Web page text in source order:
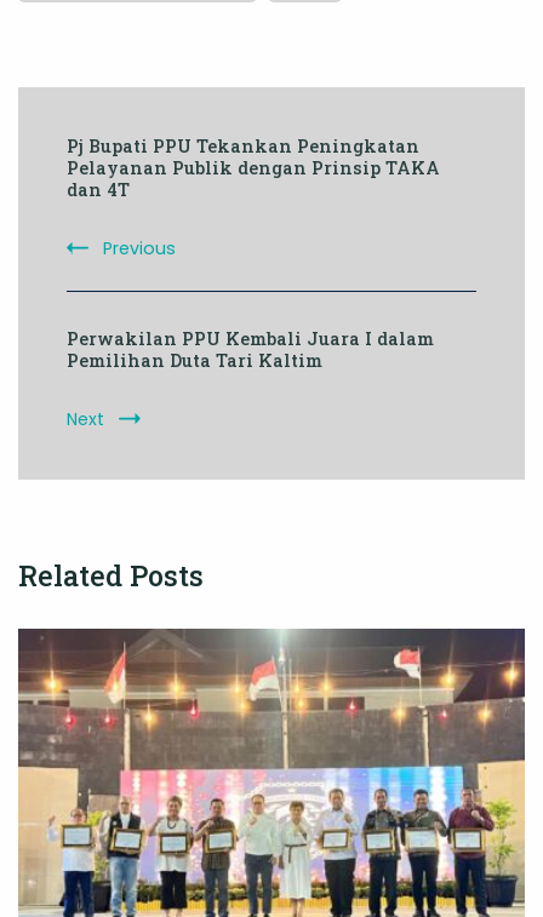
Navigation
Pj Bupati PPU Tekankan Peningkatan
Pelayanan Publik dengan Prinsip TAKA
dan 4T
Previous
Perwakilan PPU Kembali Juara I dalam
Pemilihan Duta Tari Kaltim
Next
Related Posts